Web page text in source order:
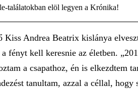
találatokban elöl legyen a Krónika!
Andrea Beatrix kislánya
fényt kell keresnie az életben.
a csapathoz, én is elkezdtem
tanultam, azzal a céllal, hogy